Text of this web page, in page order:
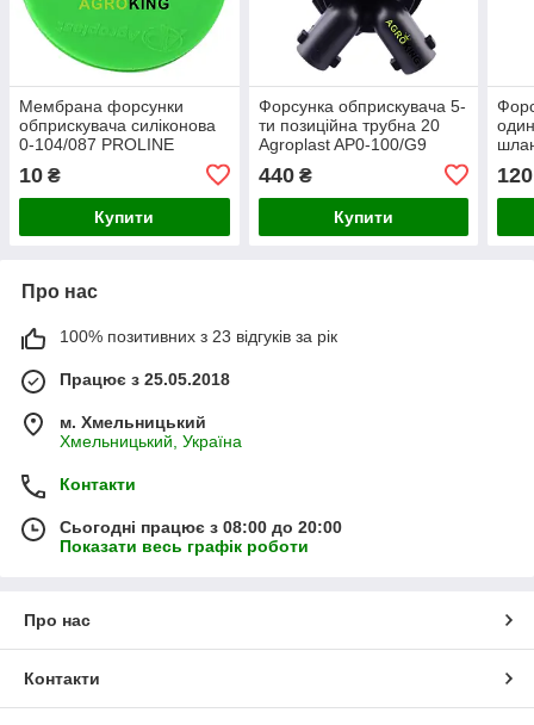
Мембрана форсунки
обприскувача силіконова
0-104/087 PROLINE
10 ₴
Купити
Форсунка обприскувача 5-
ти позиційна трубна 20
Agroplast AP0-100/G9
440₴
Купити
120
Про нас
100% позитивних з 23 відгуків за рік
Працює з 25.05.2018
м. Хмельницький
Хмельницький, Україна
Контакти
Сьогодні працює з 08:00 до 20:00
Показати весь графік роботи
Про нас
Контакти